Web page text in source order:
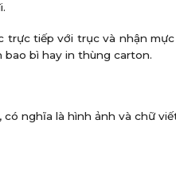
trực tiếp với trục và nhận
bao bì hay in thùng carton.
nghĩa là hình ảnh và chữ